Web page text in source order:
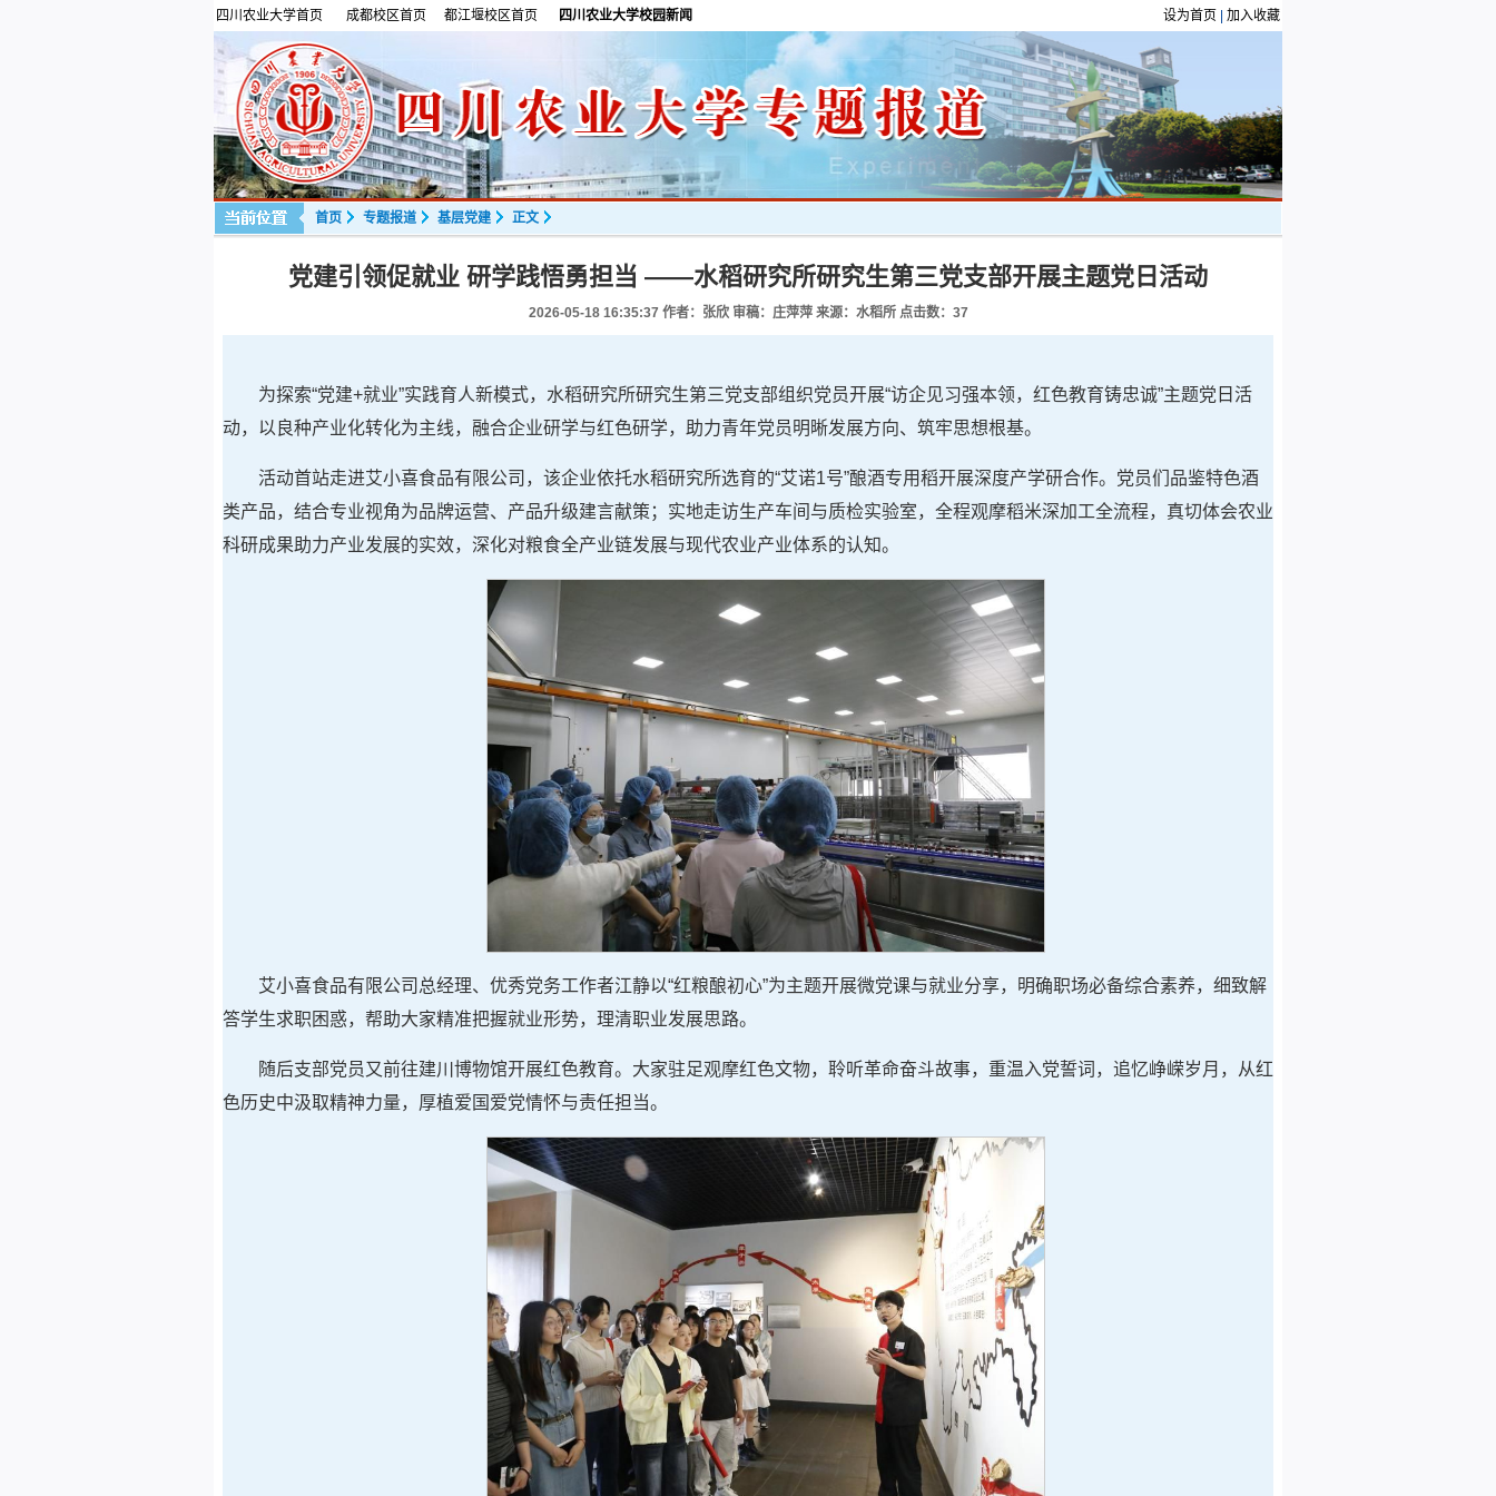
四川农业大学首页 成都校区首页 都江堰校区首页 四川农业大学校园新闻 设为首页 加入收藏
首页 专题报道 基层党建 正文
党建引领促就业 研学践悟勇担当 ——水稻研究所研究生第三党支部开展主题党日活动
2026-05-18 16:35:37 作者：张欣 审稿：庄萍萍 来源：水稻所 点击数： 37
为探索“党建+就业”实践育人新模式，水稻研究所研究生第三党支部组织党员开展“访企见习强本领，红色教育铸忠诚”主题党日活
动，以良种产业化转化为主线，融合企业研学与红色研学，助力青年党员明晰发展方向、筑牢思想根基。
活动首站走进艾小喜食品有限公司，该企业依托水稻研究所选育的“艾诺1号”酿酒专用稻开展深度产学研合作。党员们品鉴特色酒
类产品，结合专业视角为品牌运营、产品升级建言献策；实地走访生产车间与质检实验室，全程观摩稻米深加工全流程，真切体会农业
科研成果助力产业发展的实效，深化对粮食全产业链发展与现代农业产业体系的认知。
艾小喜食品有限公司总经理、优秀党务工作者江静以“红粮酿初心”为主题开展微党课与就业分享，明确职场必备综合素养，细致解
答学生求职困惑，帮助大家精准把握就业形势，理清职业发展思路。
随后支部党员又前往建川博物馆开展红色教育。大家驻足观摩红色文物，聆听革命奋斗故事，重温入党誓词，追忆峥嵘岁月，从红
色历史中汲取精神力量，厚植爱国爱党情怀与责任担当。